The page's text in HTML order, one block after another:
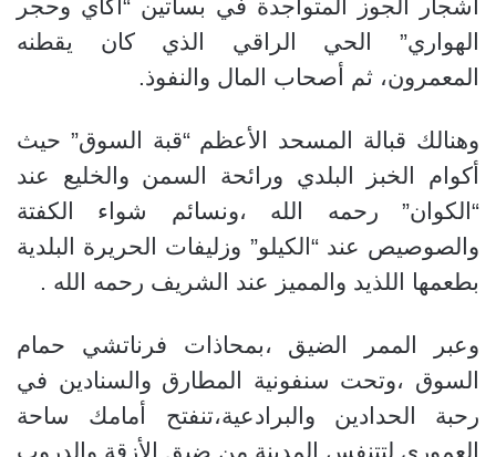
أشجار الجوز المتواجدة في بساتين “أكاي وحجر
الهواري” الحي الراقي الذي كان يقطنه
المعمرون، ثم أصحاب المال والنفوذ.
وهنالك قبالة المسحد الأعظم “قبة السوق” حيث
أكوام الخبز البلدي ورائحة السمن والخليع عند
“الكوان” رحمه الله ،ونسائم شواء الكفتة
والصوصيص عند “الكيلو” وزليفات الحريرة البلدية
بطعمها اللذيد والمميز عند الشريف رحمه الله .
وعبر الممر الضيق ،بمحاذات فرناتشي حمام
السوق ،وتحت سنفونية المطارق والسنادين في
رحبة الحدادين والبرادعية،تنفتح أمامك ساحة
العموري لتتنفس المدينة من ضيق الأزقة والدروب